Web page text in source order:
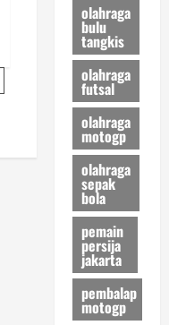
olahraga
bulu
tangkis
olahraga
futsal
olahraga
motogp
olahraga
sepak
bola
pemain
persija
jakarta
pembalap
motogp